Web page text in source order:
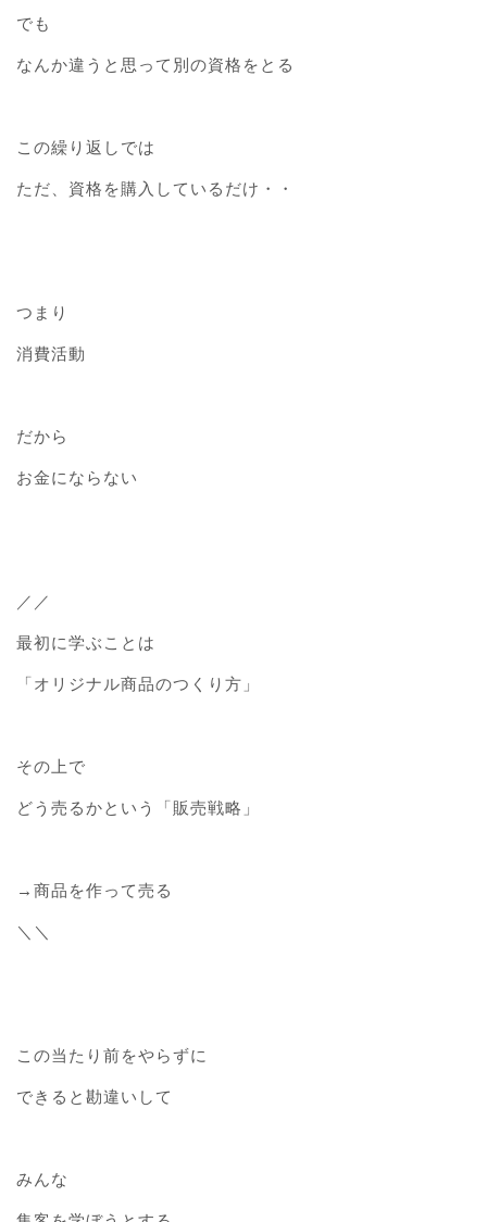
でも
なんか違うと思って別の資格をとる
この繰り返しでは
ただ、資格を購入しているだけ・・
つまり
消費活動
だから
お金にならない
／／
最初に学ぶことは
「オリジナル商品のつくり方」
その上で
どう売るかという「販売戦略」
→商品を作って売る
＼＼
この当たり前をやらずに
できると勘違いして
みんな